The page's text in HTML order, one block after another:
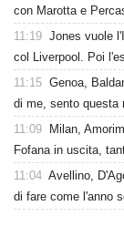
con Marotta e
11:19 Jones vuole
col Liverpool. Poi
11:15 Genoa,
di me, sento questa
11:09
Milan,
Fofana in uscita,
11:04 Avellino,
di fare come l'anno